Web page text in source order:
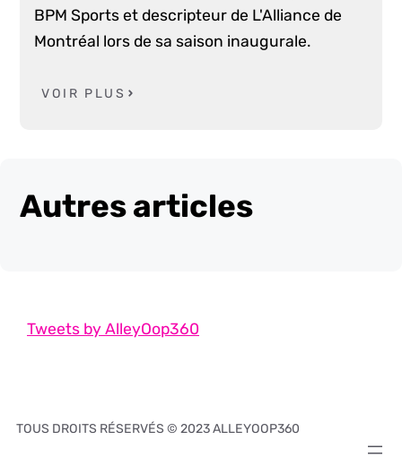
BPM Sports et descripteur de L'Alliance de
Montréal lors de sa saison inaugurale.
VOIR PLUS
Autres articles
Tweets by AlleyOop360
TOUS DROITS RÉSERVÉS © 2023 ALLEYOOP360